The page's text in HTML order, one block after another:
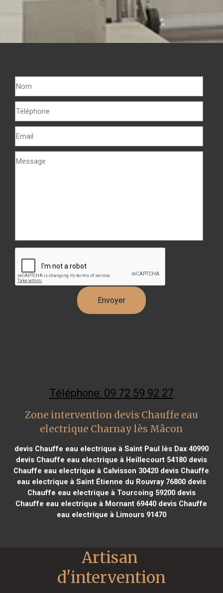
Téléphone: 09 72 59 92 27
Zone intervention devis Chauffe eau
electrique Charnay lès Mâcon
devis Chauffe eau electrique à Saint Paul lès Dax 40990
devis Chauffe eau electrique à Heillecourt 54180devis
Chauffe eau electrique à Calvisson 30420 devis Chauffe
eau electrique à Saint Étienne du Rouvray 76800devis
Chauffe eau electrique à Tourcoing 59200devis
Chauffe eau electrique à Mornant 69440 devis Chauffe
eau electrique à Limours 91470
Artisan
d'intervention